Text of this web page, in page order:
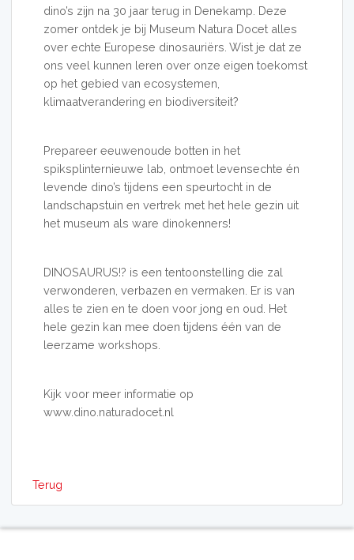
dino’s zijn na 30 jaar terug in Denekamp. Deze
zomer ontdek je bij Museum Natura Docet alles
over echte Europese dinosauriërs. Wist je dat ze
ons veel kunnen leren over onze eigen toekomst
op het gebied van ecosystemen,
klimaatverandering en biodiversiteit?
Prepareer eeuwenoude botten in het
spiksplinternieuwe lab, ontmoet levensechte én
levende dino’s tijdens een speurtocht in de
landschapstuin en vertrek met het hele gezin uit
het museum als ware dinokenners!
DINOSAURUS!? is een tentoonstelling die zal
verwonderen, verbazen en vermaken. Er is van
alles te zien en te doen voor jong en oud. Het
hele gezin kan mee doen tijdens één van de
leerzame workshops.
Kijk voor meer informatie op
www.dino.naturadocet.nl
Terug